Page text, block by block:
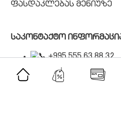
ფასდაკლებას მენიუზე
საკონტაქტო
+995 555 63 88 32
Natakhtari,
facebook.com